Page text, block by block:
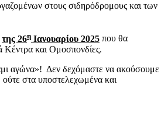
στους σιδηρόδρομους και των
της 26η Ιανουαρίου 2025 που θα
Κέντρα και Ομοσπονδίες.
αγώνα»! Δεν δεχόμαστε να ακούσουμε
ούτε στα υποστελεχωμένα και